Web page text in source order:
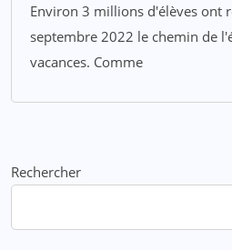
Environ 3 millions d'élèves ont
septembre 2022 le chemin de
vacances. Comme
Rechercher